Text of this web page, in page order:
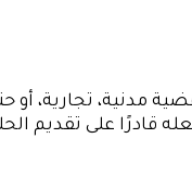
مدنية، تجارية، أو
على تقديم